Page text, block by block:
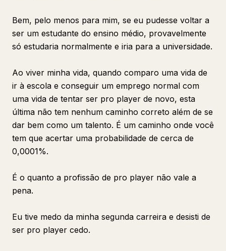
Bem, pelo menos para mim, se eu pudesse voltar a
ser um estudante do ensino médio, provavelmente
só estudaria normalmente e iria para a universidade.
Ao viver minha vida, quando comparo uma vida de
ir à escola e conseguir um emprego normal com
uma vida de tentar ser pro player de novo, esta
última não tem nenhum caminho correto além de se
dar bem como um talento. É um caminho onde você
tem que acertar uma probabilidade de cerca de
0,0001%.
É o quanto a profissão de pro player não vale a
pena.
Eu tive medo da minha segunda carreira e desisti de
ser pro player cedo.